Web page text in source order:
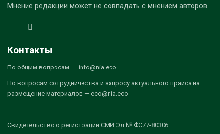
Мнение редакции может не совпадать с мнением авторов.
Контакты
По общим вопросам — info@nia.eco
По вопросам сотрудничества и запросу актуального прайса на
размещение материалов — eco@nia.eco
Свидетельство о регистрации СМИ Эл № ФС77-80306